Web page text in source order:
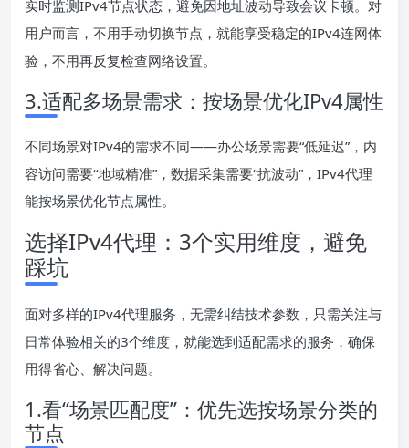
实时监测IPv4节点状态，避免因地址波动导致会议卡顿。对
用户而言，不用手动切换节点，就能享受稳定的IPv4连网体
验，不用再反复检查网络设置。
3.适配多场景需求：按场景优化IPv4属性
不同场景对IPv4的需求不同——办公场景需要“低延迟”，内
容访问需要“地域精准”，数据采集需要“抗波动”，IPv4代理
能按场景优化节点属性。
选择IPv4代理：3个实用维度，避免
踩坑
面对多样的IPv4代理服务，无需纠结技术参数，只需关注与
日常体验相关的3个维度，就能选到适配需求的服务，确保
用得省心、解决问题。
1.看“场景匹配度”：优先选按场景分类的
节点